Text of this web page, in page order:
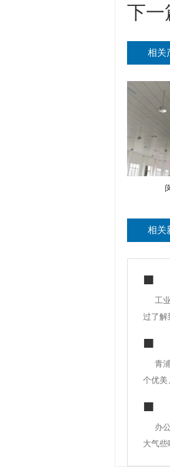
下一
相关
相关
工
过了解
明。
青
个优美
和形
办
大气